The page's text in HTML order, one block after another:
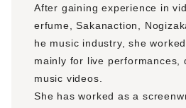
After gaining experience in
erfume, Sakanaction,
he music industry, she
mainly for live performances,
music videos.
She has worked as a